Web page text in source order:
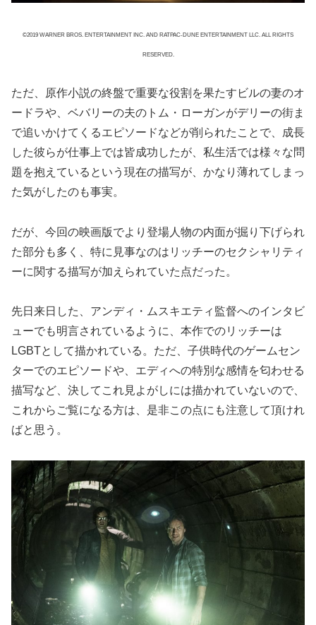
©2019 WARNER BROS. ENTERTAINMENT INC. AND RATPAC-DUNE ENTERTAINMENT LLC. ALL RIGHTS
RESERVED.
ただ、原作小説の終盤で重要な役割を果たすビルの妻のオ
ードラや、ベバリーの夫のトム・ローガンがデリーの街ま
で追いかけてくるエピソードなどが削られたことで、成長
した彼らが仕事上では皆成功したが、私生活では様々な問
題を抱えているという現在の描写が、かなり薄れてしまっ
た気がしたのも事実。
だが、今回の映画版でより登場人物の内面が掘り下げられ
た部分も多く、特に見事なのはリッチーのセクシャリティ
ーに関する描写が加えられていた点だった。
先日来日した、アンディ・ムスキエティ監督へのインタビ
ューでも明言されているように、本作でのリッチーは
LGBTとして描かれている。ただ、子供時代のゲームセン
ターでのエピソードや、エディへの特別な感情を匂わせる
描写など、決してこれ見よがしには描かれていないので、
これからご覧になる方は、是非この点にも注意して頂けれ
ばと思う。